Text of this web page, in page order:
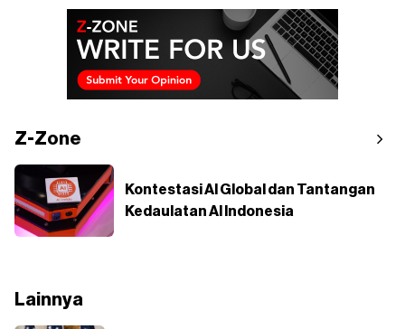
Z-Zone
Kontestasi AI Global dan Tantangan
Kedaulatan AI Indonesia
Lainnya